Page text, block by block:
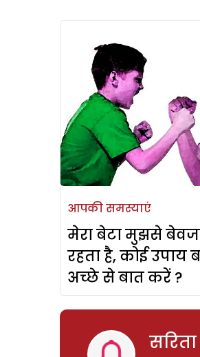
आपकी समस्याएं
मेरा बेटा मुझसे
रहता है, कोई उपाय
अच्छे से बात करें ?